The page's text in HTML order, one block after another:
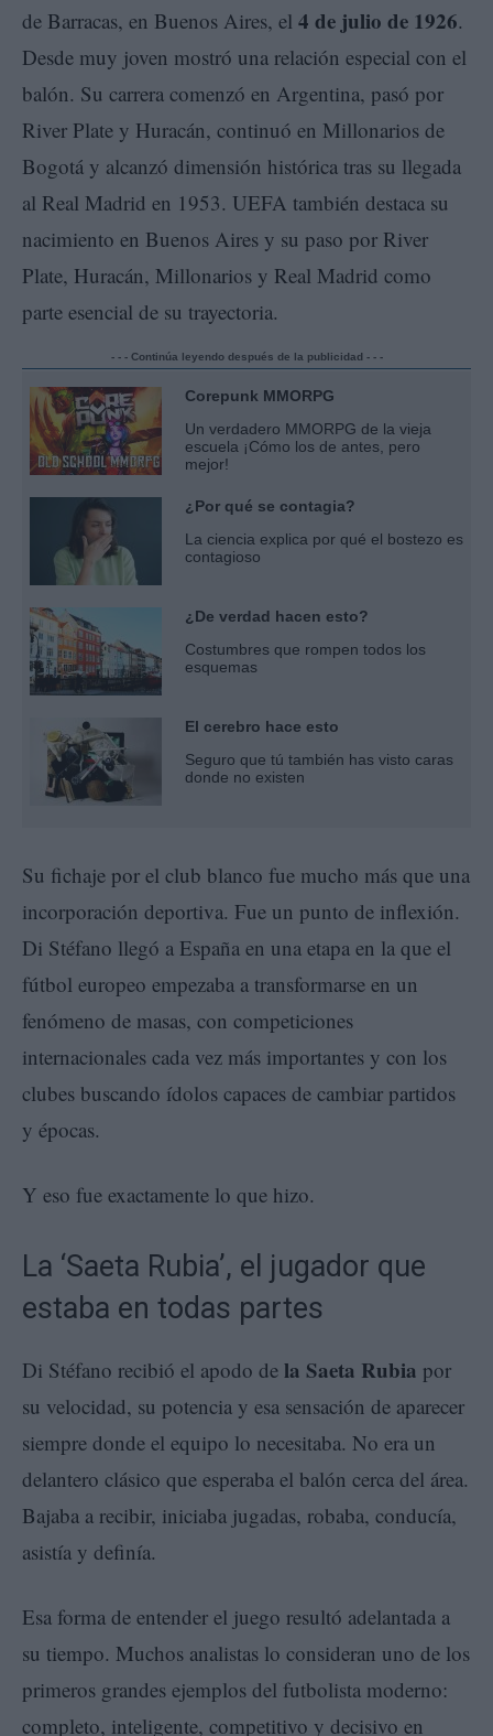
de Barracas, en Buenos Aires, el 4 de julio de 1926.
Desde muy joven mostró una relación especial con el
balón. Su carrera comenzó en Argentina, pasó por
River Plate y Huracán, continuó en Millonarios de
Bogotá y alcanzó dimensión histórica tras su llegada
al Real Madrid en 1953. UEFA también destaca su
nacimiento en Buenos Aires y su paso por River
Plate, Huracán, Millonarios y Real Madrid como
parte esencial de su trayectoria.
- - - Continúa leyendo después de la publicidad - - -
Corepunk MMORPG
Un verdadero MMORPG de la vieja
escuela ¡Cómo los de antes, pero
mejor!
¿Por qué se contagia?
La ciencia explica por qué el bostezo es
contagioso
¿De verdad hacen esto?
Costumbres que rompen todos los
esquemas
El cerebro hace esto
Seguro que tú también has visto caras
donde no existen
Su fichaje por el club blanco fue mucho más que una
incorporación deportiva. Fue un punto de inflexión.
Di Stéfano llegó a España en una etapa en la que el
fútbol europeo empezaba a transformarse en un
fenómeno de masas, con competiciones
internacionales cada vez más importantes y con los
clubes buscando ídolos capaces de cambiar partidos
y épocas.
Y eso fue exactamente lo que hizo.
La ‘Saeta Rubia’, el jugador que
estaba en todas partes
Di Stéfano recibió el apodo de la Saeta Rubia por
su velocidad, su potencia y esa sensación de aparecer
siempre donde el equipo lo necesitaba. No era un
delantero clásico que esperaba el balón cerca del área.
Bajaba a recibir, iniciaba jugadas, robaba, conducía,
asistía y definía.
Esa forma de entender el juego resultó adelantada a
su tiempo. Muchos analistas lo consideran uno de los
primeros grandes ejemplos del futbolista moderno:
completo, inteligente, competitivo y decisivo en